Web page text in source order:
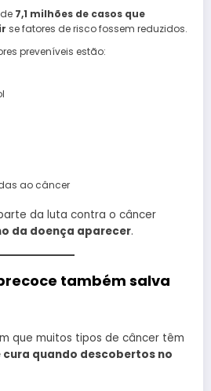
7,1 milhões de casos que
se fatores de risco fossem reduzidos.
preveníveis estão:
ao câncer
da luta contra o câncer
da doença aparecer.
também salva
que muitos tipos de câncer têm
cura quando descobertos no